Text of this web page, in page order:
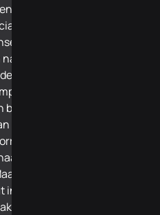
in onze
rol dat het speelt in
lichaam. Wanneer
het zenuwstelsel
druk staat, kan dit zich
Bij uw osteopaat
we niet enkel
we opzoek naar de
kunnen we
herstelt en terug
vandaag nog een
de buurt van Vijfwegen